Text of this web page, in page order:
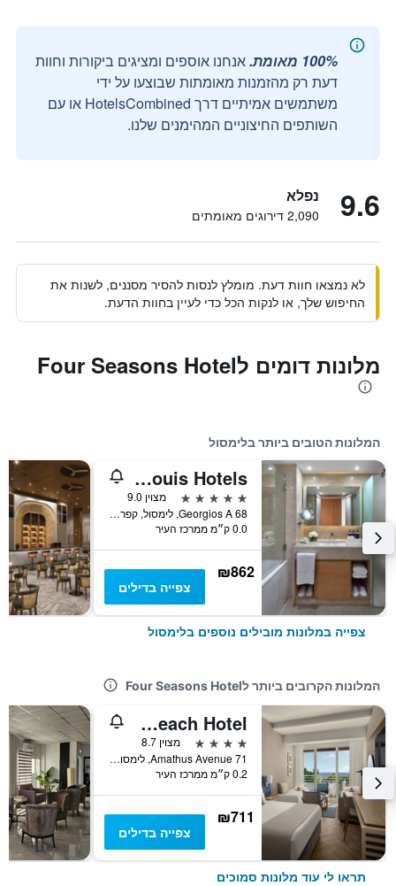
100% מאומת.
אנחנו אוספים ומציגים ביקורות וחוות
דעת רק מהזמנות מאומתות שבוצעו על ידי
משתמשים אמיתיים דרך HotelsCombined או עם
השותפים החיצוניים המהימנים שלנו.
9.6 נפלא
2,090 דירוגים מאומתים
לא נמצאו חוות דעת. מומלץ לנסות להסיר מסננים, לשנות את
החיפוש שלך, או לנקות הכל כדי לעיין בחוות הדעת.
מלונות דומים לFour Seasons Hotel
המלונות הטובים ביותר בלימסול
Royal Apollonia by Louis Hotels
5 כוכבים
מצוין 9.0
Georgios A 68, לימסול, קפריסין
0.0 ק״מ ממרכז העיר
₪862
צפייה בדילים
צפייה במלונות מובילים נוספים בלימסול
המלונות הקרובים ביותר לFour Seasons Hotel
Mediterranean Beach Hotel
4 כוכבים
מצוין 8.7
71 Amathus Avenue, לימסול, קפריסין
0.2 ק״מ ממרכז העיר
₪711
צפייה בדילים
תראו לי עוד מלונות סמוכים